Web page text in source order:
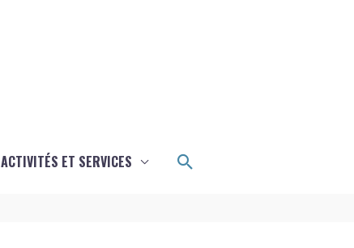
ACTIVITÉS ET SERVICES Rechercher